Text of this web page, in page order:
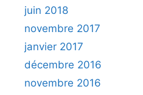
juin 2018
novembre 2017
janvier 2017
décembre 2016
novembre 2016